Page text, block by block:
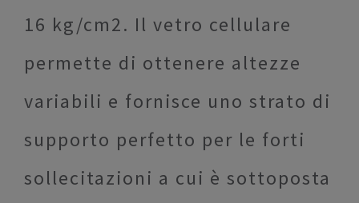
16 kg/cm2. Il vetro cellulare
permette di ottenere altezze
variabili e fornisce uno strato di
supporto perfetto per le forti
sollecitazioni a cui è sottoposta